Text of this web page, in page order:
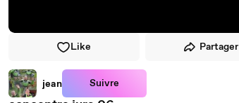
Like Partager
jean Suivre